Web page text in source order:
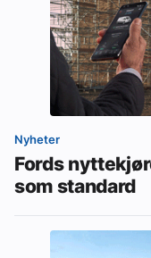
Nyheter
Fords
som standard